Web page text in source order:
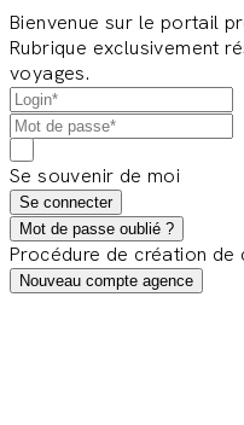
Bienvenue sur le portail
Rubrique exclusivement
voyages.
Se souvenir de moi
Se connecter
Mot de passe oublié ?
Procédure de création de
Nouveau compte agence